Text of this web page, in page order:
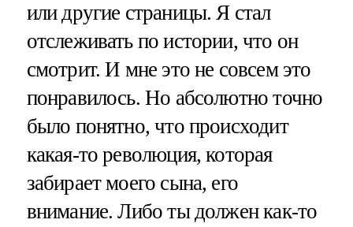
или другие страницы. Я стал
отслеживать по истории, что он
смотрит. И мне это не совсем это
понравилось. Но абсолютно точно
было понятно, что происходит
какая-то революция, которая
забирает моего сына, его
внимание. Либо ты должен как-то